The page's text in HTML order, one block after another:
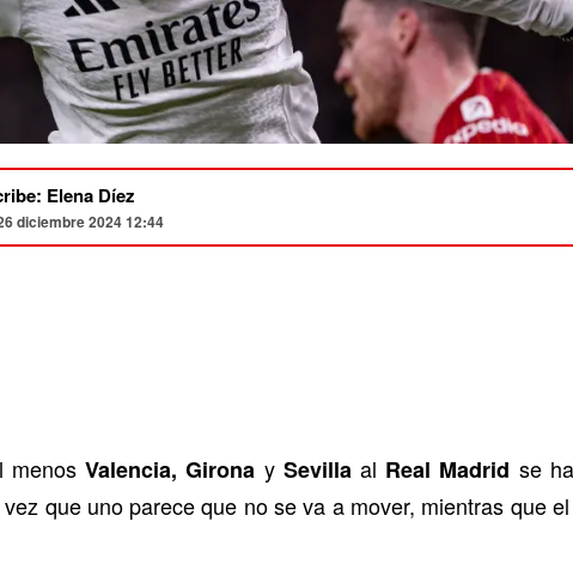
Elena Díez
diciembre 2024 12:44
menosValencia, Girona ySevilla al Real Madrid se
que uno parece que no se va a mover, mientras que